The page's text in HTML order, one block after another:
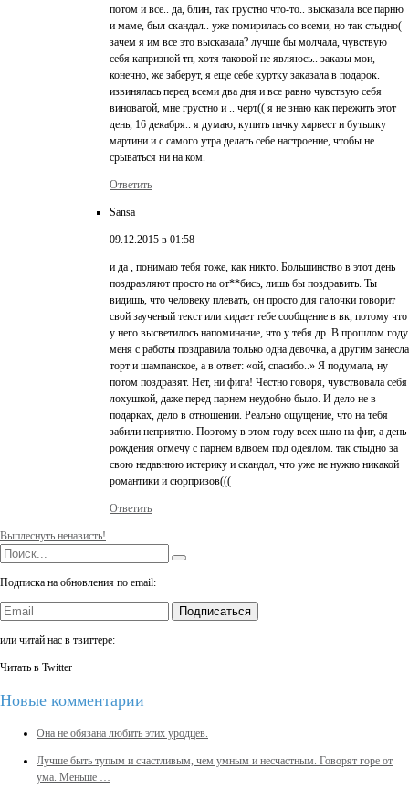
потом и все.. да, блин, так грустно что-то.. высказала все парню
и маме, был скандал.. уже помирилась со всеми, но так стыдно(
зачем я им все это высказала? лучше бы молчала, чувствую
себя капризной тп, хотя таковой не являюсь.. заказы мои,
конечно, же заберут, я еще себе куртку заказала в подарок.
извинялась перед всеми два дня и все равно чувствую себя
виноватой, мне грустно и .. черт(( я не знаю как пережить этот
день, 16 декабря.. я думаю, купить пачку харвест и бутылку
мартини и с самого утра делать себе настроение, чтобы не
срываться ни на ком.
Ответить
Sansa
09.12.2015 в 01:58
и да , понимаю тебя тоже, как никто. Большинство в этот день
поздравляют просто на от**бись, лишь бы поздравить. Ты
видишь, что человеку плевать, он просто для галочки говорит
свой заученый текст или кидает тебе сообщение в вк, потому что
у него высветилось напоминание, что у тебя др. В прошлом году
меня с работы поздравила только одна девочка, а другим занесла
торт и шампанское, а в ответ: «ой, спасибо..» Я подумала, ну
потом поздравят. Нет, ни фига! Честно говоря, чувствовала себя
лохушкой, даже перед парнем неудобно было. И дело не в
подарках, дело в отношении. Реально ощущение, что на тебя
забили неприятно. Поэтому в этом году всех шлю на фиг, а день
рождения отмечу с парнем вдвоем под одеялом. так стыдно за
свою недавнюю истерику и скандал, что уже не нужно никакой
романтики и сюрпризов(((
Ответить
Выплеснуть ненависть!
Подписка на обновления по email:
Подписаться
или читай нас в твиттере:
Читать в Twitter
Новые комментарии
Она не обязана любить этих уродцев.
Лучше быть тупым и счастливым, чем умным и несчастным. Говорят горе от
ума. Меньше …